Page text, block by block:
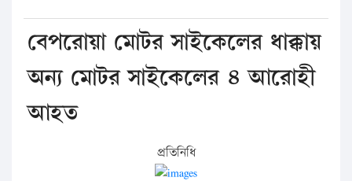
বেপরোয়া মোটর সাইকেলের ধাক্কায়
অন্য মোটর সাইকেলের ৪ আরোহী
আহত
প্রতিনিধি